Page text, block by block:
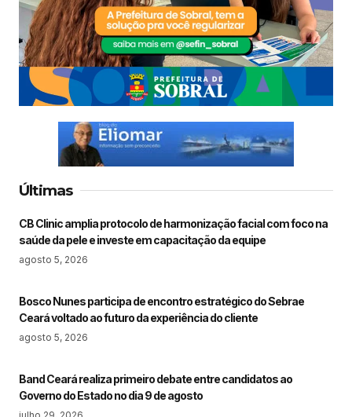
Últimas
CB Clinic amplia protocolo de harmonização facial com foco na
saúde da pele e investe em capacitação da equipe
agosto 5, 2026
Bosco Nunes participa de encontro estratégico do Sebrae
Ceará voltado ao futuro da experiência do cliente
agosto 5, 2026
Band Ceará realiza primeiro debate entre candidatos ao
Governo do Estado no dia 9 de agosto